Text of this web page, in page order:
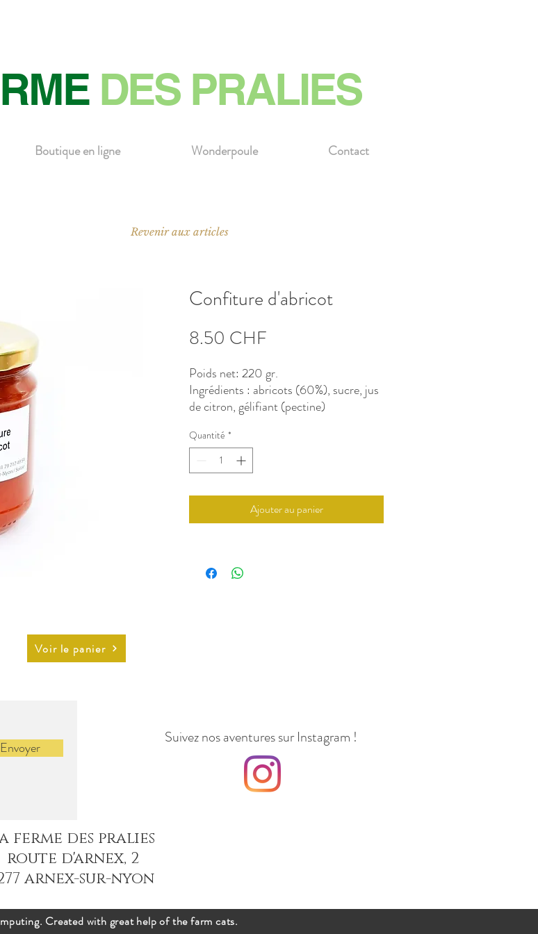
DES PRALIES
Confiture d'abricot
8.50 CHF
Poids net: 220 gr.
Ingrédients : abricots (60%), sucre, jus
de citron, gélifiant (pectine)
Quantité *
Ajouter au panier
Revenir aux articles
Voir le panier
Boutique en ligne Wonderpoule Contact
Envoyer
Suivez nos aventures sur Instagram !
ferme des pralies
route d'arnex, 2
arnex-sur-nyon
Created with great help of the farm cats.